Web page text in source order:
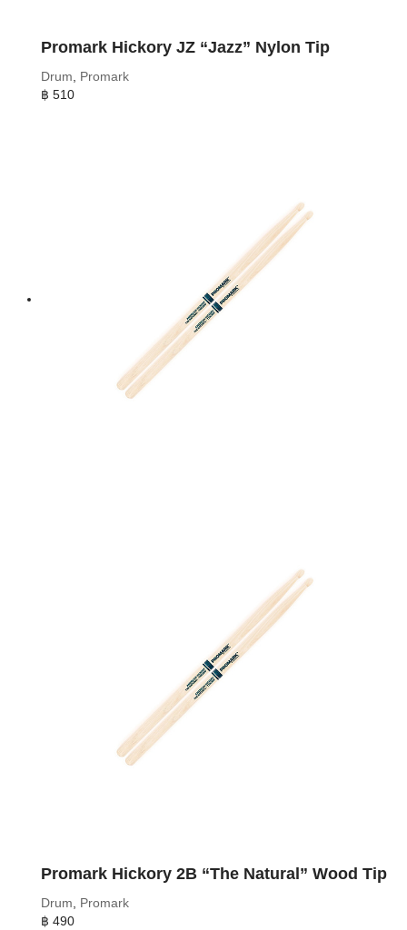
Promark Hickory JZ “Jazz” Nylon Tip
Drum, Promark
฿ 510
Promark Hickory 2B “The Natural” Wood Tip
Drum, Promark
฿ 490